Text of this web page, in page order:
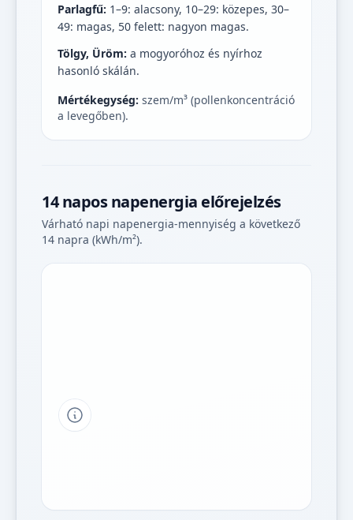
Parlagfű: 1–9: alacsony, 10–29: közepes, 30–
49: magas, 50 felett: nagyon magas.
Tölgy, Üröm: a mogyoróhoz és nyírhoz
hasonló skálán.
Mértékegység: szem/m³ (pollenkoncentráció
a levegőben).
14 napos napenergia előrejelzés
Várható napi napenergia-mennyiség a következő
14 napra (kWh/m²).
Tipp a grafikon jelmagyarázatához